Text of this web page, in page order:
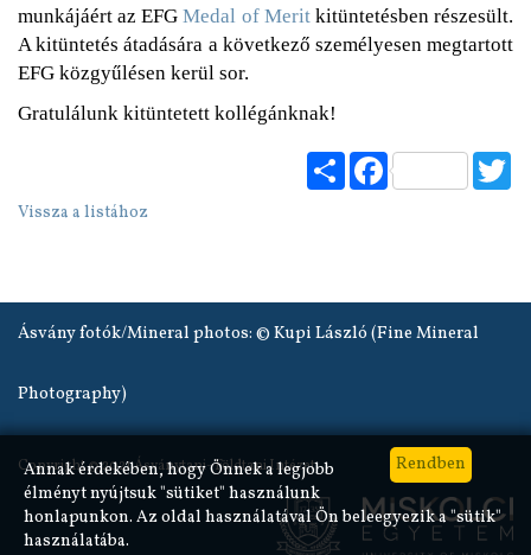
Annak érdekében, hogy Önnek a legjobb
élményt nyújtsuk "sütiket" használunk
honlapunkon. Az oldal használatával Ön beleegyezik a "sütik"
használatába.
munkájáért az EFGMedal of Meritkitüntetésben részesült.
A kitüntetés átadására a következő személyesen megtartott
EFG közgyűlésen kerül sor.
Gratulálunk kitüntetett kollégánknak!
Share Facebook
Vissza a listához
Ásvány fotók/Mineral photos: © Kupi László (Fine Mineral
Photography)
Copyright © 2021 Ásványtani–Földtani Intézet